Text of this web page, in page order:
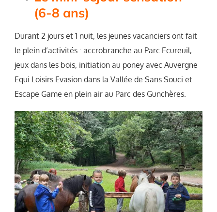
(6-8 ans)
Durant 2 jours et 1 nuit, les jeunes vacanciers ont fait
le plein d’activités : accrobranche au Parc Ecureuil,
jeux dans les bois, initiation au poney avec Auvergne
Equi Loisirs Evasion dans la Vallée de Sans Souci et
Escape Game en plein air au Parc des Gunchères.